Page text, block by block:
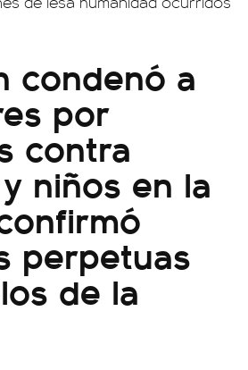
condenó a
por
contra
niños en la
perpetuas
de la